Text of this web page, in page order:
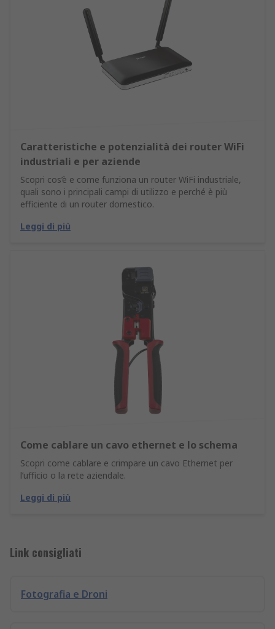
Caratteristiche e potenzialità dei router WiFi
industriali e per aziende
Scopri cos’è e come funziona un router WiFi industriale,
quali sono i principali campi di utilizzo e perché è più
efficiente di un router domestico.
Leggi di più
Come cablare un cavo ethernet e lo schema
Scopri come cablare e crimpare un cavo Ethernet per
l’ufficio o la rete aziendale.
Leggi di più
Link consigliati
Fotografia e Droni